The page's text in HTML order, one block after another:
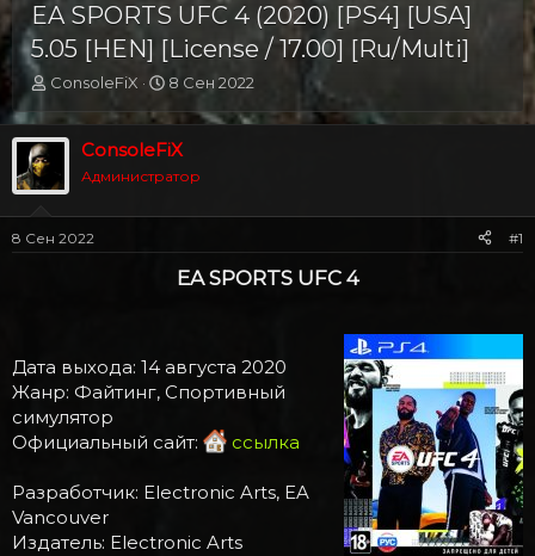
EA SPORTS UFC 4 (2020) [PS4] [USA]
5.05 [HEN] [License / 17.00] [Ru/Multi]
А
т
о
т
м
ы
ConsoleFiX
Д
т
а
л
8 Сен 2022
ConsoleFiX
Администратор
8 Сен 2022 #1
EA SPORTS UFC 4​
Дата выхода: 14 августа 2020
Жанр: Файтинг, Спортивный
симулятор
Официальный сайт:
ссылка
Разработчик: Electronic Arts, EA
Vancouver
Издатель: Electronic Arts